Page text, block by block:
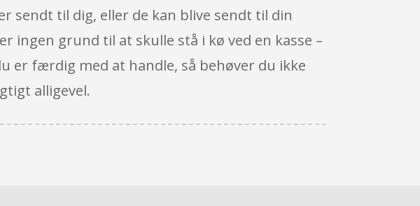
sendt til dig, eller de kan blive sendt til din
ingen grund til at skulle stå i kø ved en kasse –
er færdig med at handle, så behøver du ikke
alligevel.